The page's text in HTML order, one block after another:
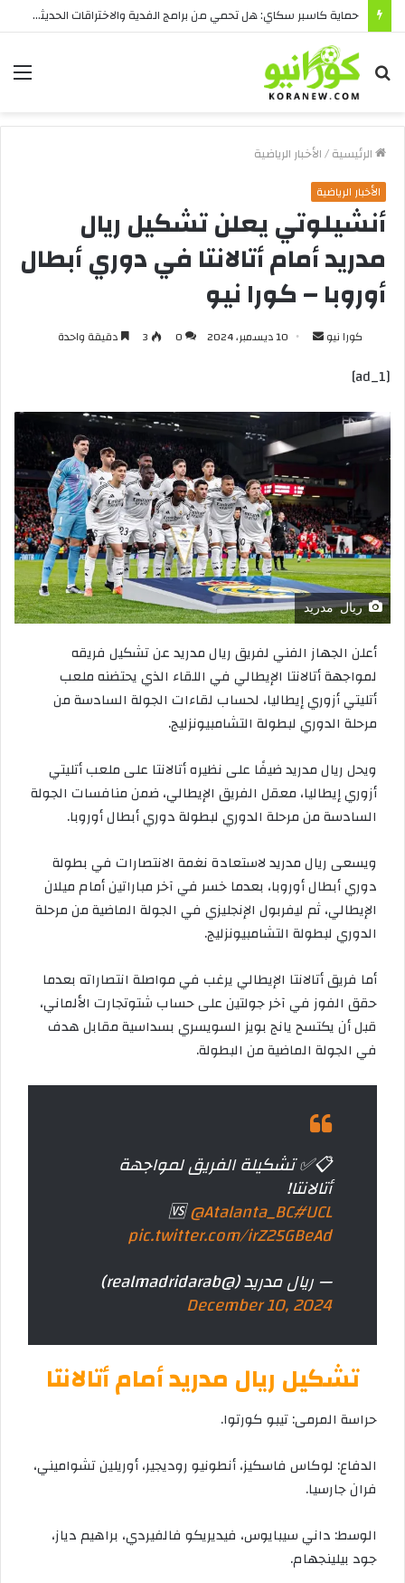
حماية كاسبر سكاي: هل تحمي من برامج الفدية والاختراقات الحديثة؟
بحث
عن
الرئيسية/الأخبار الرياضية
الأخبار الرياضية
أنشيلوتي يعلن تشكيل ريال
مدريد أمام أتالانتا في دوري أبطال
أوروبا – كورا نيو
كورا نيو
أرسل 10 ديسمبر، 2024 0
3 دقيقة واحدة
[ad_1]
ريال مدريد
أعلن الجهاز الفني لفريق ريال مدريد عن تشكيل فريقه
لمواجهة أتالانتا الإيطالي في اللقاء الذي يحتضنه ملعب
أتليتي أزوري إيطاليا، لحساب لقاءات الجولة السادسة من
مرحلة الدوري لبطولة التشامبيونزليج.
ويحل ريال مدريد ضيفًا على نظيره أتالانتا على ملعب أتليتي
أزوري إيطاليا، معقل الفريق الإيطالي، ضمن منافسات الجولة
السادسة من مرحلة الدوري لبطولة دوري أبطال أوروبا.
ويسعى ريال مدريد لاستعادة نغمة الانتصارات في بطولة
دوري أبطال أوروبا، بعدما خسر في آخر مباراتين أمام ميلان
الإيطالي، ثم ليفربول الإنجليزي في الجولة الماضية من مرحلة
الدوري لبطولة التشامبيونزليج.
أما فريق أتالانتا الإيطالي يرغب في مواصلة انتصاراته بعدما
حقق الفوز في آخر جولتين على حساب شتوتجارت الألماني،
قبل أن يكتسح يانج بويز السويسري بسداسية مقابل هدف
في الجولة الماضية من البطولة.
📋✅ تشكيلة الفريق لمواجهة
أتالانتا!
🆚@Atalanta_BC#UCL
pic.twitter.com/irZ25GBeAd
— ريال مدريد (@realmadridarab)
December 10, 2024
تشكيل ريال مدريد أمام أتالانتا
حراسة المرمى: تيبو كورتوا.
الدفاع: لوكاس فاسكيز، أنطونيو روديجير، أوريلين تشواميني،
فران جارسيا.
الوسط: داني سيبايوس، فيديريكو فالفيردي، براهيم دياز،
جود بيلينجهام.